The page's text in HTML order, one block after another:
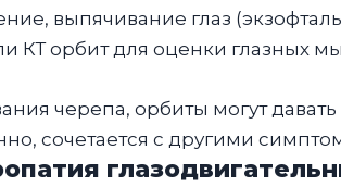
выпячивание глаз
КТ орбит для оценки глазных
черепа, орбиты могут
сочетается с другими